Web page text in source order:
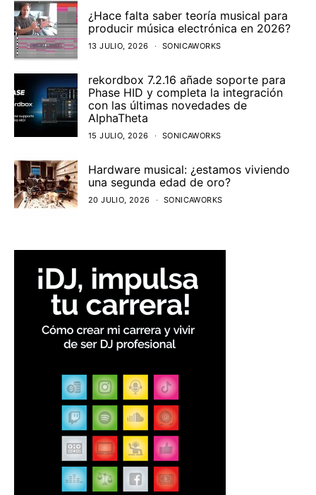
¿Hace falta saber teoría musical para
producir música electrónica en 2026?
13 JULIO, 2026 SONICAWORKS
rekordbox 7.2.16 añade soporte para
Phase HID y completa la integración
con las últimas novedades de
AlphaTheta
15 JULIO, 2026 SONICAWORKS
Hardware musical: ¿estamos viviendo
una segunda edad de oro?
20 JULIO, 2026 SONICAWORKS